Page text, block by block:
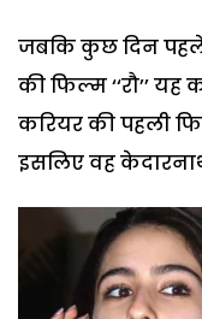
जबकि कुछ दिन पहले
की फिल्म ‘‘रौ’’
करियर की पहली
इसलिए वह